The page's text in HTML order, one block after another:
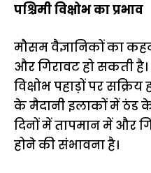
पश्चिमी विक्षोभ का प्रभाव
मौसम वैज्ञानिकों का
और गिरावट हो सकती है।
विक्षोभ पहाड़ों पर
के मैदानी इलाकों में ठंड
दिनों में तापमान में और
होने की संभावना है।